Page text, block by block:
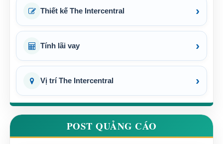
Thiết kế The Intercentral ›
Tính lãi vay ›
Vị trí The Intercentral ›
POST QUẢNG CÁO